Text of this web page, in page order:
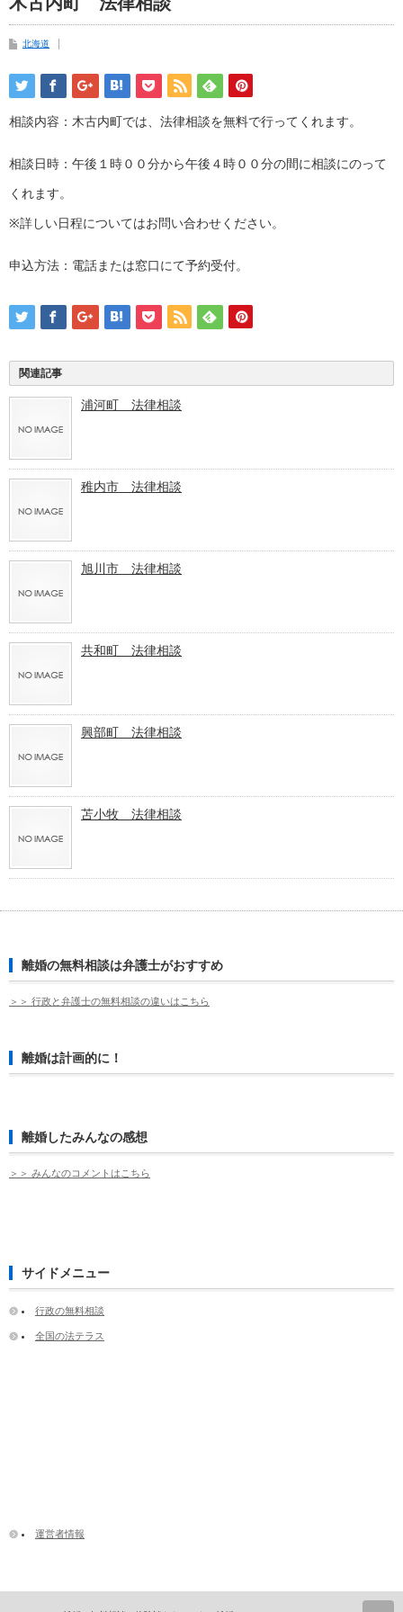
北海道
相談内容：木古内町では、法律相談を無料で行ってくれます。
相談日時：午後１時００分から午後４時００分の間に相談にのって
くれます。
※詳しい日程についてはお問い合わせください。
申込方法：電話または窓口にて予約受付。
関連記事
浦河町 法律相談
稚内市 法律相談
旭川市 法律相談
共和町 法律相談
興部町 法律相談
苫小牧 法律相談
離婚の無料相談は弁護士がおすすめ
＞＞ 行政と弁護士の無料相談の違いはこちら
離婚は計画的に！
離婚したみんなの感想
＞＞ みんなのコメントはこちら
サイドメニュー
行政の無料相談
全国の法テラス
運営者情報